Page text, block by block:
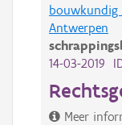
bouwkundig
Antwerpen
14-03-2019
Meer